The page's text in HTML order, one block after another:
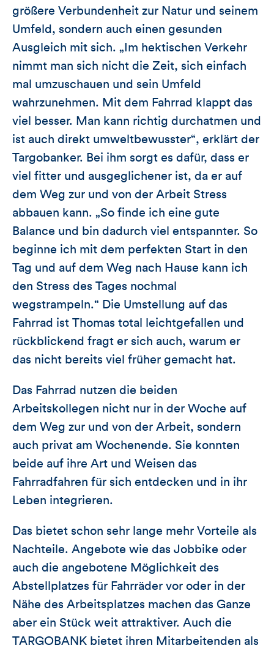
größere Verbundenheit zur Natur und seinem
Umfeld, sondern auch einen gesunden
Ausgleich mit sich. „Im hektischen Verkehr
nimmt man sich nicht die Zeit, sich einfach
mal umzuschauen und sein Umfeld
wahrzunehmen. Mit dem Fahrrad klappt das
viel besser. Man kann richtig durchatmen und
ist auch direkt umweltbewusster“, erklärt der
Targobanker. Bei ihm sorgt es dafür, dass er
viel fitter und ausgeglichener ist, da er auf
dem Weg zur und von der Arbeit Stress
abbauen kann. „So finde ich eine gute
Balance und bin dadurch viel entspannter. So
beginne ich mit dem perfekten Start in den
Tag und auf dem Weg nach Hause kann ich
den Stress des Tages nochmal
wegstrampeln.“ Die Umstellung auf das
Fahrrad ist Thomas total leichtgefallen und
rückblickend fragt er sich auch, warum er
das nicht bereits viel früher gemacht hat.
Das Fahrrad nutzen die beiden
Arbeitskollegen nicht nur in der Woche auf
dem Weg zur und von der Arbeit, sondern
auch privat am Wochenende. Sie konnten
beide auf ihre Art und Weisen das
Fahrradfahren für sich entdecken und in ihr
Leben integrieren.
Das bietet schon sehr lange mehr Vorteile als
Nachteile. Angebote wie das Jobbike oder
auch die angebotene Möglichkeit des
Abstellplatzes für Fahrräder vor oder in der
Nähe des Arbeitsplatzes machen das Ganze
aber ein Stück weit attraktiver. Auch die
TARGOBANK bietet ihren Mitarbeitenden als